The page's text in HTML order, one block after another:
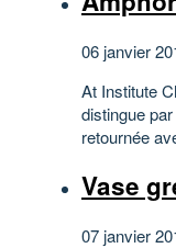
06 janvier
At Institute
distingue
retournée
Vase
07 janvier